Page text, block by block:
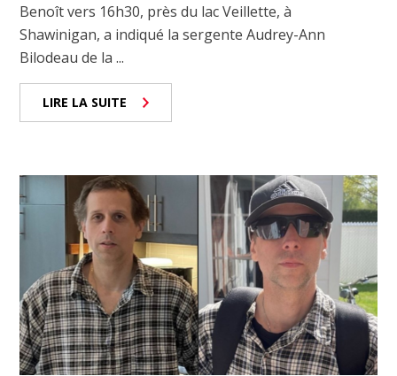
Benoît vers 16h30, près du lac Veillette, à
Shawinigan, a indiqué la sergente Audrey-Ann
Bilodeau de la ...
LIRE LA SUITE